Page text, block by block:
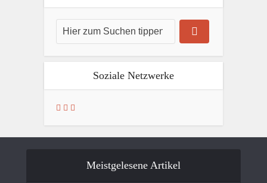
Soziale Netzwerke
Meistgelesene Artikel